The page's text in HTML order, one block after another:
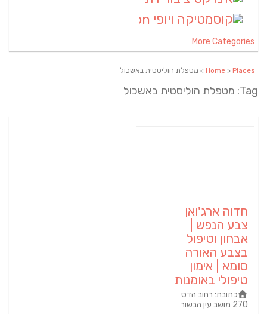
More Categories
Home>Places > מטפלת הוליסטית באשכול
Tag: מטפלת הוליסטית באשכול
חדוה ארג'ואן
צבע הנפש |
אבחון וטיפול
בצבע האורה
סומא | אימון
טיפולי באומנות
כתובת:רחוב הדס
270 מושב עין הבשור